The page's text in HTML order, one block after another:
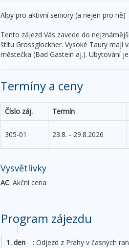
Alpy pro aktivní seniory (a nejen pro ně)
Tento zájezd Vás zavede do
štítu Grossglockner. Vysoké Taury mají
městečka (Bad Gastein aj.). Ubytování
Termíny a ceny
Číslo záj. Termín
305-01 23.8. - 29.8.2026
Vysvětlivky
AC: Akční cena
Program zájezdu
1. den : Odjezd z Prahy v časných